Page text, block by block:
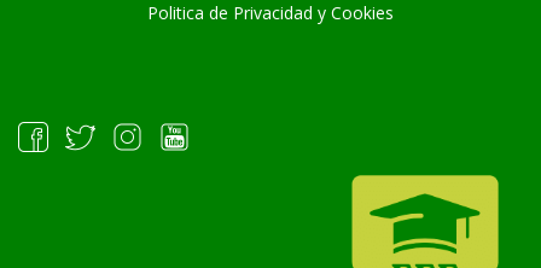
Politica de Privacidad y Cookies